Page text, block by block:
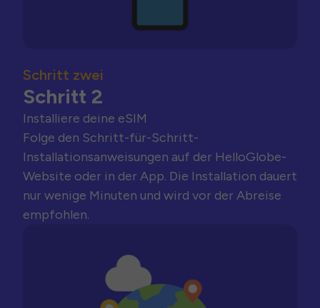
Schritt zwei
Schritt 2
Installiere deine eSIM
Folge den Schritt-für-Schritt-
Installationsanweisungen auf der HelloGlobe-
Website oder in der App. Die Installation dauert
nur wenige Minuten und wird vor der Abreise
empfohlen.